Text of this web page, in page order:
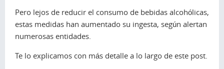
Pero lejos de reducir el consumo de bebidas alcohólicas,
estas medidas han aumentado su ingesta, según alertan
numerosas entidades.
Te lo explicamos con más detalle a lo largo de este post.